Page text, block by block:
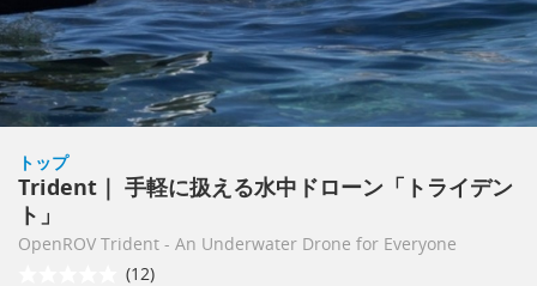
トップ
Trident｜ 手軽に扱える水中ドローン「トライデン
ト」
OpenROV Trident - An Underwater Drone for Everyone
(12)